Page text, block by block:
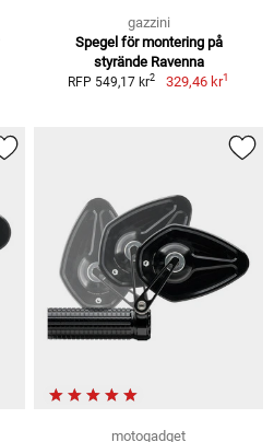
gazzini
Spegel för montering på
styrände Ravenna
RFP 549,17 kr2 329,46 kr1
motogadget